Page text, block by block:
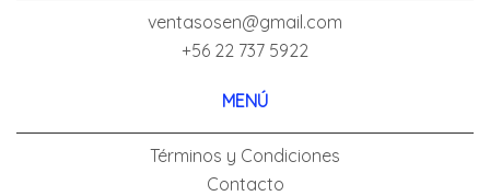
ventasosen@gmail.com
+56 22 737 5922
MENÚ
Términos y Condiciones
Contacto